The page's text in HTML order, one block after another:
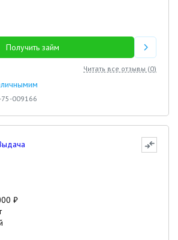
Получить займ
Читать все отзывы (0)
009166
₽